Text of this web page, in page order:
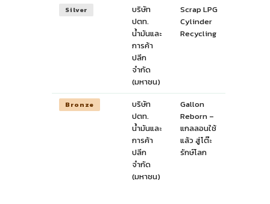
Silver
บริษัท
ปตท.
น้ำมันและ
การค้า
ปลีก
จำกัด
(มหาชน)
Scrap LPG
Cylinder
Recycling
Bronze
บริษัท
ปตท.
น้ำมันและ
การค้า
ปลีก
จำกัด
(มหาชน)
Gallon
Reborn –
แกลลอนใช้
แล้ว สู่โต๊ะ
รักษ์โลก